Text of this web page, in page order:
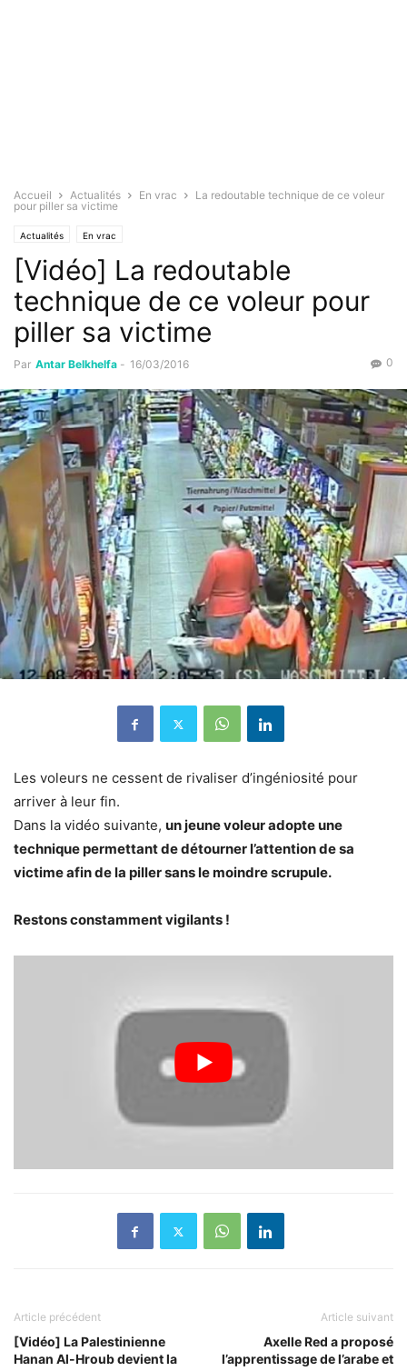
Accueil Actualités En vrac
La redoutable technique de ce voleur
pour piller sa victime
Actualités En vrac
[Vidéo] La redoutable
technique de ce voleur pour
piller sa victime
Par Antar Belkhelfa - 16/03/2016 0
Les voleurs ne cessent de rivaliser d’ingéniosité pour
arriver à leur fin.
Dans la vidéo suivante, un jeune voleur adopte une
technique permettant de détourner l’attention de sa
victime afin de la piller sans le moindre scrupule.
Restons constamment vigilants !
Article précédent
[Vidéo] La Palestinienne
Hanan Al-Hroub devient la
Article suivant
Axelle Red a proposé
l’apprentissage de l’arabe et